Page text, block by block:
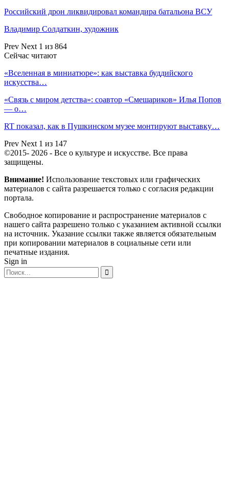
Российский дрон ликвидировал командира батальона ВСУ
Владимир Солдаткин, художник
Prev Next 1 из 864
Сейчас читают
«Вселенная в миниатюре»: как выставка буддийского
искусства…
«Связь с миром детства»: соавтор «Смешариков» Илья Попов
— о…
RT показал, как в Пушкинском музее монтируют выставку…
Prev Next 1 из 147
©2015- 2026 - Все о культуре и искусстве. Все права
защищены.
Внимание! Использование текстовых или графических
материалов с сайта разрешается только c согласия редакции
портала.
Свободное копирование и распространение материалов с
нашего сайта разрешено только с указанием активной ссылки
на источник. Указание ссылки также является обязательным
при копировании материалов в социальные сети или
печатные издания.
Sign in